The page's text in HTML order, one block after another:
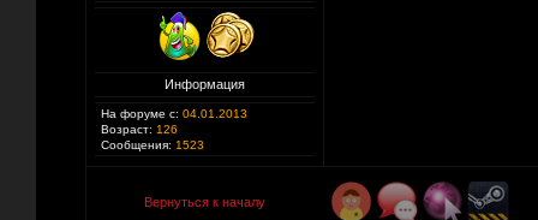
Информация
На форуме с: 04.01.2013
Возраст: 126
Сообщения: 1523
Вернуться к началу